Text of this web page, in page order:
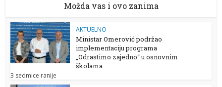
Možda vas i ovo zanima
AKTUELNO
Ministar Omerović podržao
implementaciju programa
„Odrastimo zajedno“ u osnovnim
školama
3 sedmice ranije